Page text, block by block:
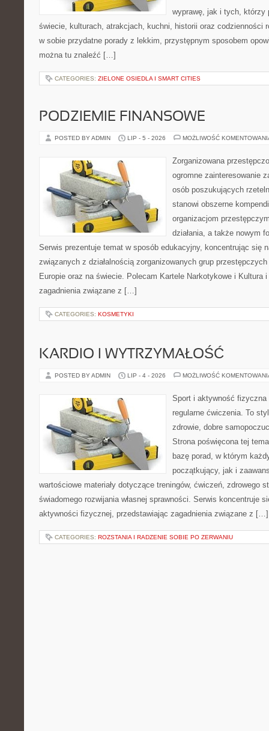
wyprawę, jak i tych, którzy
świecie, kulturach, atrakcjach, kuchni, historii oraz codzienności
w sobie przydatne porady z lekkim, przystępnym sposobem
można tu znaleźć […]
CATEGORIES: ZIELONE OSIEDLA I SMART CITIES
PODZIEMIE FINANSOWE
POSTED BY ADMIN LIP - 5 - 2026 MOŻLIWOŚĆ
Zorganizowana
ogromne zainteresowanie
osób poszukujących
stanowi obszerne
organizacjom
działania, a także nowym
Serwis prezentuje temat w sposób edukacyjny, koncentrując się
związanych z działalnością zorganizowanych grup
Europie oraz na świecie. Polecam Kartele Narkotykowe i Kultura
zagadnienia związane z […]
CATEGORIES: KOSMETYKI
KARDIO I WYTRZYMAŁOŚĆ
POSTED BY ADMIN LIP - 4 - 2026 MOŻLIWOŚĆ
Sport i aktywność
regularne ćwiczenia. To
zdrowie, dobre
Strona poświęcona tej
bazę porad, w którym
początkujący, jak i
wartościowe materiały dotyczące treningów, ćwiczeń, zdrowego
świadomego rozwijania własnej sprawności. Serwis koncentruje
aktywności fizycznej, przedstawiając zagadnienia związane z […]
CATEGORIES: ROZSTANIA I RADZENIE SOBIE PO ZERWANIU